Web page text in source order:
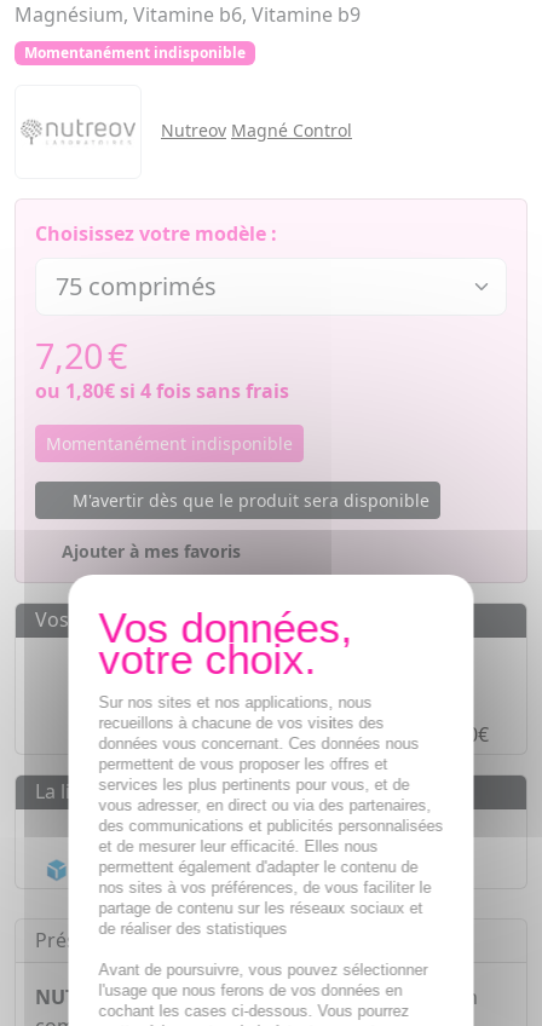
Magnésium, Vitamine b6, Vitamine b9
Momentanément indisponible
Nutreov Magné Control
Choisissez votre modèle :
7,20€
ou 1,80€si 4 fois sans frais
Momentanément indisponible
M'avertir dès que le produit sera disponible
Ajouter à mes favoris
Vos avantages
Des prixIMBATTABLES
Paiement en ligneSÉCURISÉ
Paiement en4 fois sans fraisà partir de 30€
La livraison
Livraison gratuite dès55€
Acheminement Chronoposten 24h*
Présentation
NUTREOV Magné Control 75 comprimés
est un
Sur nos sites et nos applications, nous
recueillons à chacune de vos visites des
données vous concernant. Ces données nous
permettent de vous proposer les offres et
services les plus pertinents pour vous, et de
vous adresser, en direct ou via des partenaires,
des communications et publicités personnalisées
et de mesurer leur efficacité. Elles nous
permettent également d'adapter le contenu de
nos sites à vos préférences, de vous faciliter le
partage de contenu sur les réseaux sociaux et
de réaliser des statistiques
Avant de poursuivre, vous pouvez sélectionner
l'usage que nous ferons de vos données en
cochant les cases ci-dessous. Vous pourrez